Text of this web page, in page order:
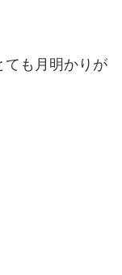
ても月明かりが